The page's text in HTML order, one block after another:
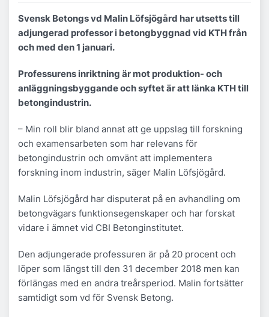
Svensk Betongs vd Malin Löfsjögård har utsetts till
adjungerad professor i betongbyggnad vid KTH från
och med den 1 januari.
Professurens inriktning är mot produktion- och
anläggningsbyggande och syftet är att länka KTH till
betongindustrin.
– Min roll blir bland annat att ge uppslag till forskning
och examensarbeten som har relevans för
betongindustrin och omvänt att implementera
forskning inom industrin, säger Malin Löfsjögård.
Malin Löfsjögård har disputerat på en avhandling om
betongvägars funktionsegenskaper och har forskat
vidare i ämnet vid CBI Betonginstitutet.
Den adjungerade professuren är på 20 procent och
löper som längst till den 31 december 2018 men kan
förlängas med en andra treårsperiod. Malin fortsätter
samtidigt som vd för Svensk Betong.